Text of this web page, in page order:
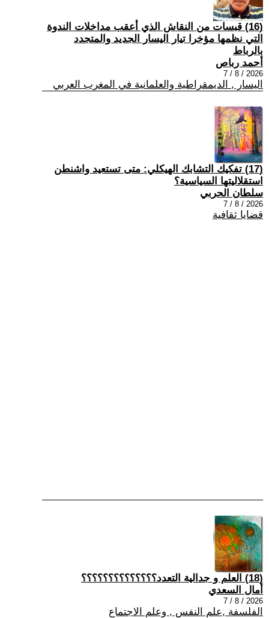
(16) قبسات من النقاش الذي أعقب مداخلات الندوة
التي نظمها مؤخرا تيار اليسار الجديد والمتجدد
بالرباط
أحمد رباص
2026 / 8 / 7
اليسار , الديمقراطية والعلمانية في المغرب العربي
(17) تفكيك التشابك الهيكلي: متى تستعيد واشنطن
استقلاليتها السياسية؟
سلطان الحربي
2026 / 8 / 7
قضايا ثقافية
(18) العلم و جدالية التعدد؟؟؟؟؟؟؟؟؟؟؟؟؟؟
أمال السعدي
2026 / 8 / 7
الفلسفة ,علم النفس , وعلم الاجتماع